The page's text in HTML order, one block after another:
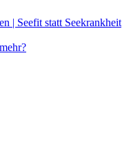
| Seefit statt Seekrankheit